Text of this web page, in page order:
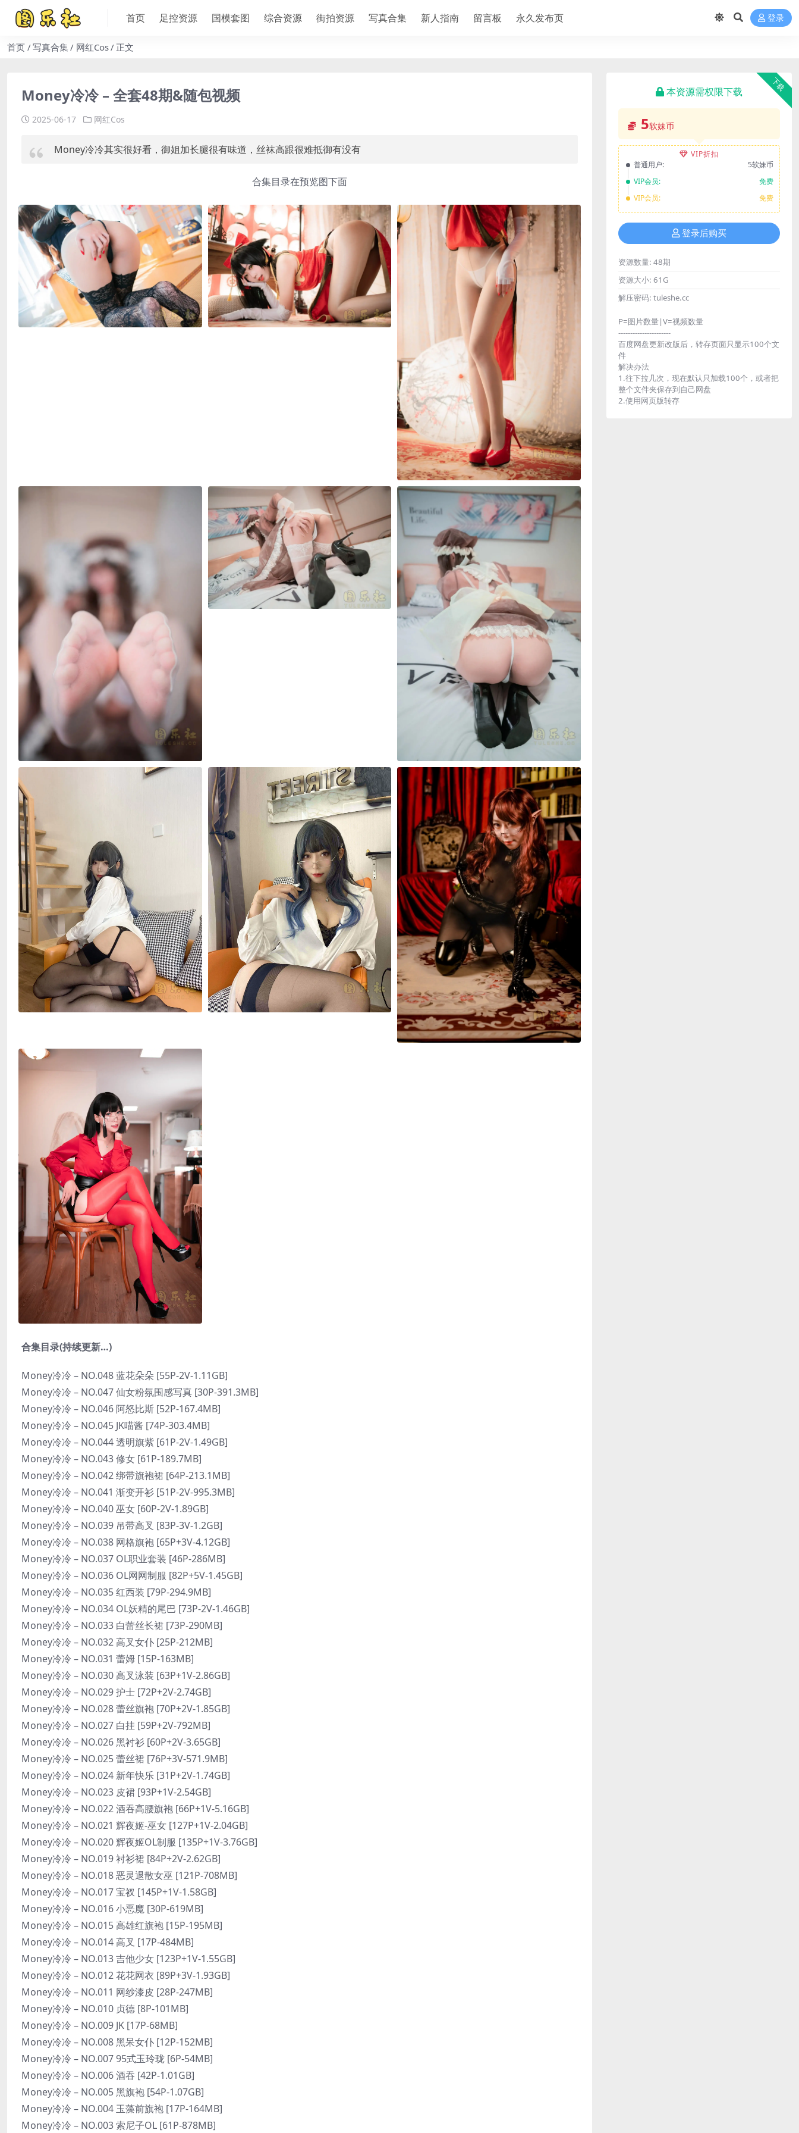
首页 足控资源 国模套图 综合资源 街拍资源 写真合集 新人指南 留言板 永久发布页 登录
首页 写真合集 网红Cos 正文
Money冷冷 – 全套48期&随包视频
2025-06-17 网红Cos
Money冷冷其实很好看，御姐加长腿很有味道，丝袜高跟很难抵御有没有
合集目录在预览图下面
合集目录(持续更新…)
Money冷冷 – NO.048 蓝花朵朵 [55P-2V-1.11GB]
Money冷冷 – NO.047 仙女粉氛围感写真 [30P-391.3MB]
Money冷冷 – NO.046 阿怒比斯 [52P-167.4MB]
Money冷冷 – NO.045 JK喵酱 [74P-303.4MB]
Money冷冷 – NO.044 透明旗紫 [61P-2V-1.49GB]
Money冷冷 – NO.043 修女 [61P-189.7MB]
Money冷冷 – NO.042 绑带旗袍裙 [64P-213.1MB]
Money冷冷 – NO.041 渐变开衫 [51P-2V-995.3MB]
Money冷冷 – NO.040 巫女 [60P-2V-1.89GB]
Money冷冷 – NO.039 吊带高叉 [83P-3V-1.2GB]
Money冷冷 – NO.038 网格旗袍 [65P+3V-4.12GB]
Money冷冷 – NO.037 OL职业套装 [46P-286MB]
Money冷冷 – NO.036 OL网网制服 [82P+5V-1.45GB]
Money冷冷 – NO.035 红西装 [79P-294.9MB]
Money冷冷 – NO.034 OL妖精的尾巴 [73P-2V-1.46GB]
Money冷冷 – NO.033 白蕾丝长裙 [73P-290MB]
Money冷冷 – NO.032 高叉女仆 [25P-212MB]
Money冷冷 – NO.031 蕾姆 [15P-163MB]
Money冷冷 – NO.030 高叉泳装 [63P+1V-2.86GB]
Money冷冷 – NO.029 护士 [72P+2V-2.74GB]
Money冷冷 – NO.028 蕾丝旗袍 [70P+2V-1.85GB]
Money冷冷 – NO.027 白挂 [59P+2V-792MB]
Money冷冷 – NO.026 黑衬衫 [60P+2V-3.65GB]
Money冷冷 – NO.025 蕾丝裙 [76P+3V-571.9MB]
Money冷冷 – NO.024 新年快乐 [31P+2V-1.74GB]
Money冷冷 – NO.023 皮裙 [93P+1V-2.54GB]
Money冷冷 – NO.022 酒吞高腰旗袍 [66P+1V-5.16GB]
Money冷冷 – NO.021 辉夜姬-巫女 [127P+1V-2.04GB]
Money冷冷 – NO.020 辉夜姬OL制服 [135P+1V-3.76GB]
Money冷冷 – NO.019 衬衫裙 [84P+2V-2.62GB]
Money冷冷 – NO.018 恶灵退散女巫 [121P-708MB]
Money冷冷 – NO.017 宝衩 [145P+1V-1.58GB]
Money冷冷 – NO.016 小恶魔 [30P-619MB]
Money冷冷 – NO.015 高雄红旗袍 [15P-195MB]
Money冷冷 – NO.014 高叉 [17P-484MB]
Money冷冷 – NO.013 吉他少女 [123P+1V-1.55GB]
Money冷冷 – NO.012 花花网衣 [89P+3V-1.93GB]
Money冷冷 – NO.011 网纱漆皮 [28P-247MB]
Money冷冷 – NO.010 贞德 [8P-101MB]
Money冷冷 – NO.009 JK [17P-68MB]
Money冷冷 – NO.008 黑呆女仆 [12P-152MB]
Money冷冷 – NO.007 95式玉玲珑 [6P-54MB]
Money冷冷 – NO.006 酒吞 [42P-1.01GB]
Money冷冷 – NO.005 黑旗袍 [54P-1.07GB]
Money冷冷 – NO.004 玉藻前旗袍 [17P-164MB]
Money冷冷 – NO.003 索尼子OL [61P-878MB]
下载
本资源需权限下载
5软妹币
VIP折扣
普通用户:
5软妹币
VIP会员:
免费
VIP会员:
免费
登录后购买
资源数量: 48期
资源大小: 61G
解压密码: tuleshe.cc
P=图片数量|V=视频数量
----------------------
百度网盘更新改版后，转存页面只显示100个文
件
解决办法
1.往下拉几次，现在默认只加载100个，或者把
整个文件夹保存到自己网盘
2.使用网页版转存